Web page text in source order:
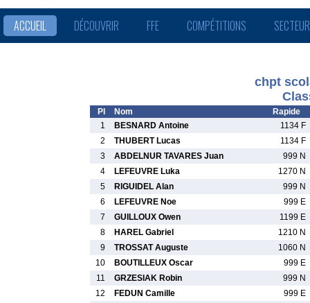
ACCUEIL DÉCOUVRIR FFE COMPÉTITIONS
chpt
Pl Nom
Rapide
1
BESNARD Antoine
1134 F
2
THUBERT Lucas
1134 F
3
ABDELNUR TAVARES Juan
999 N
4
LEFEUVRE Luka
1270 N
5
RIGUIDEL Alan
999 N
6
LEFEUVRE Noe
999 E
7
GUILLOUX Owen
1199 E
8
HAREL Gabriel
1210 N
9
TROSSAT Auguste
1060 N
10
BOUTILLEUX Oscar
999 E
11
GRZESIAK Robin
999 N
12
FEDUN Camille
999 E